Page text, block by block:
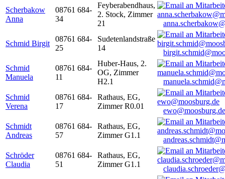
Scherbakow
Anna
08761 684-
34
Feyberabendhaus,
2. Stock, Zimmer
21
Schmid Birgit
08761 684-
25
Sudetenlandstraße
14
Schmid
Manuela
08761 684-
11
Huber-Haus, 2.
OG, Zimmer
H2.1
Schmid
Verena
08761 684-
17
Rathaus, EG,
Zimmer R0.01
ewo@moosburg.de
Schmidt
Andreas
08761 684-
57
Rathaus, EG,
Zimmer G1.1
Schröder
Claudia
08761 684-
51
Rathaus, EG,
Zimmer G1.1